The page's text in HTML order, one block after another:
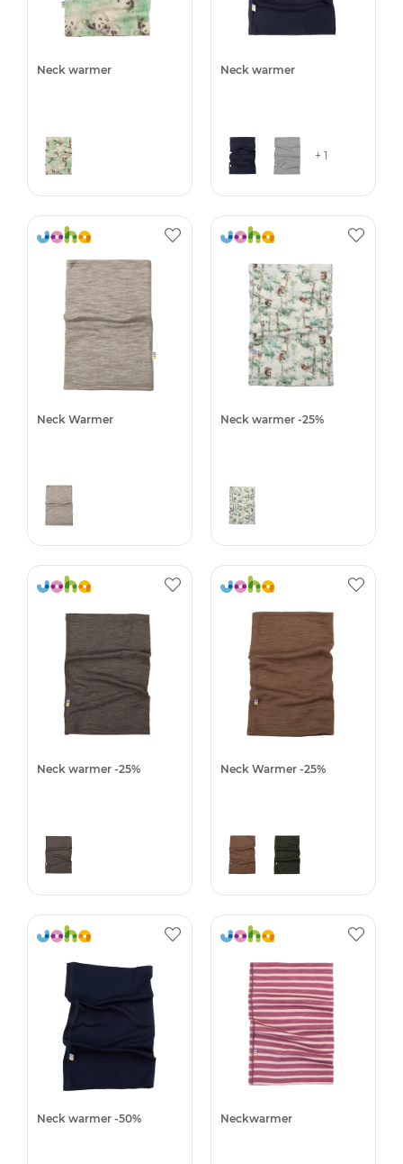
Neck warmer Neck warmer
+ 1
Neck Warmer Neck warmer -25%
Neck warmer -25% Neck Warmer -25%
Neck warmer -50% Neckwarmer